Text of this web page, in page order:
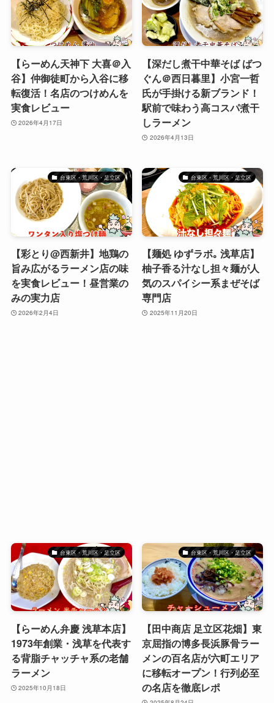
【らーめん天神下 大喜＠入
谷】仲御徒町から入谷に移
転復活！名店のつけめんを
実食レビュー
2026年4月17日
【深だし煮干中華そば ばつ
ぐん＠西日暮里】小宮一哲
氏が手掛ける新ブランド！
駅前で味わう高コスパ煮干
しラーメン
2026年4月13日
台東区・荒川区・足立区
【彩とり@西新井】地鶏の
旨み広がるラーメン店の味
を実食レビュー！昼営業の
みの実力店
2026年2月4日
台東区・荒川区・足立区
【麺処 ゆずラボ｡ 浅草店】
柚子香る汁なし担々麺が人
気のスパイシー系まぜそば
専門店
2025年11月20日
台東区・荒川区・足立区
【らーめん弁慶 浅草本店】
1973年創業・浅草を代表す
る背脂チャッチャ系の老舗
ラーメン
2025年10月18日
台東区・荒川区・足立区
【田中商店 足立区花畑】東
京屈指の博多長浜豚骨ラー
メンの百名店が六町エリア
に移転オープン！行列必至
の名店を徹底レポ